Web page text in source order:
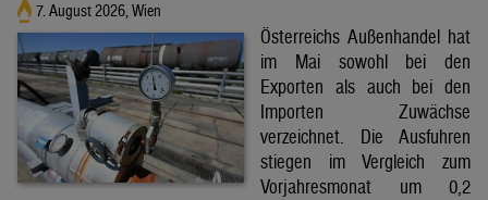
7. August 2026, Wien
Österreichs Außenhandel hat
im Mai sowohl bei den
Exporten als auch bei den
Importen Zuwächse
verzeichnet. Die Ausfuhren
stiegen im Vergleich zum
Vorjahresmonat um 0,2